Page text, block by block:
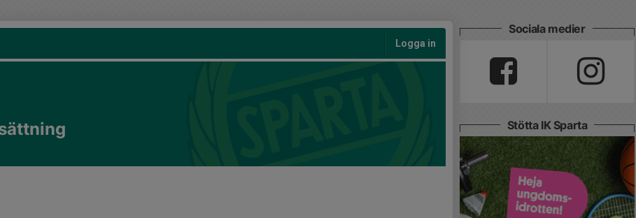
Logga in
Sociala medier
Stötta IK Sparta